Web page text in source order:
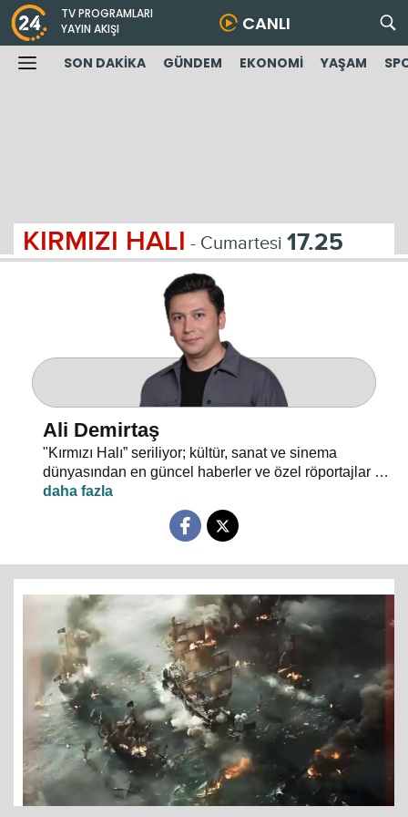
TV PROGRAMLARI
YAYIN AKIŞI
CANLI
SON DAKİKA GÜNDEM EKONOMİ YAŞAM
KIRMIZI HALI - Cumartesi 17.25
Ali Demirtaş
"Kırmızı Halı” seriliyor; kültür, sanat ve sinema
dünyasından en güncel haberler ve özel röportajlar 24
TV ekranından evlerinize konuk oluyor.